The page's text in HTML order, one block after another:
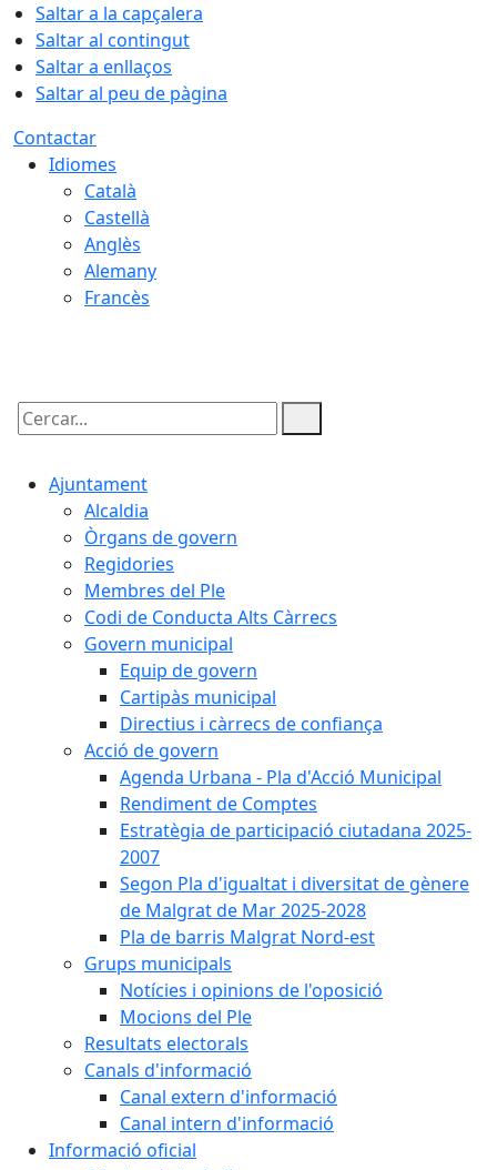
Saltar a la capçalera
Saltar al contingut
Saltar a enllaços
Saltar al peu de pàgina
Contactar
Idiomes
Català
Castellà
Anglès
Alemany
Francès
Cercar:
Ajuntament
Alcaldia
Òrgans de govern
Regidories
Membres del Ple
Codi de Conducta Alts Càrrecs
Govern municipal
Equip de govern
Cartipàs municipal
Directius i càrrecs de confiança
Acció de govern
Agenda Urbana - Pla d'Acció Municipal
Rendiment de Comptes
Estratègia de participació ciutadana 2025-
2007
Segon Pla d'igualtat i diversitat de gènere
de Malgrat de Mar 2025-2028
Pla de barris Malgrat Nord-est
Grups municipals
Notícies i opinions de l'oposició
Mocions del Ple
Resultats electorals
Canals d'informació
Canal extern d'informació
Canal intern d'informació
Informació oficial